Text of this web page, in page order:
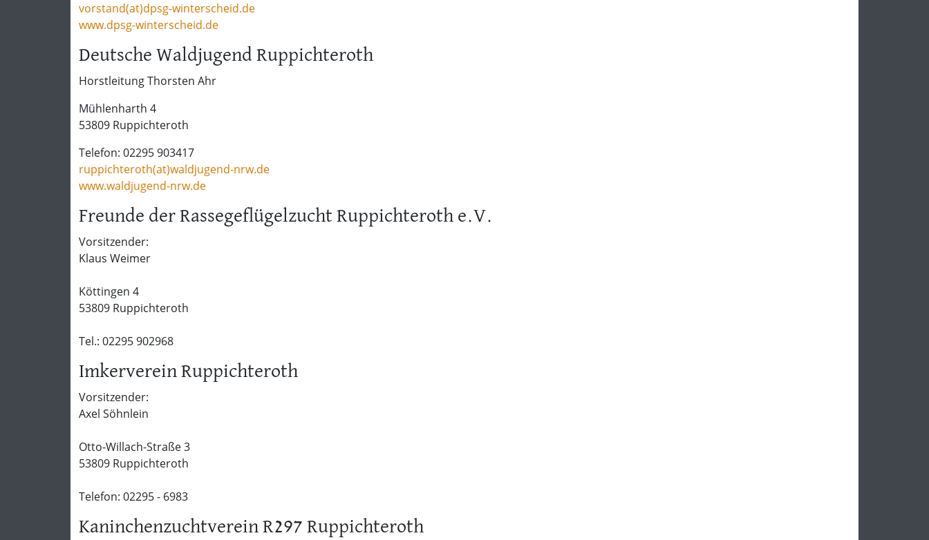
vorstand(at)dpsg-winterscheid.de
www.dpsg-winterscheid.de
Deutsche Waldjugend Ruppichteroth
Horstleitung Thorsten Ahr
Mühlenharth 4
53809 Ruppichteroth
Telefon: 02295 903417
ruppichteroth(at)waldjugend-nrw.de
www.waldjugend-nrw.de
Freunde der Rassegeflügelzucht Ruppichteroth e.V.
Vorsitzender:
Klaus Weimer
Köttingen 4
53809 Ruppichteroth
Tel.: 02295 902968
Imkerverein Ruppichteroth
Vorsitzender:
Axel Söhnlein
Otto-Willach-Straße 3
53809 Ruppichteroth
Telefon: 02295 - 6983
Kaninchenzuchtverein R297 Ruppichteroth